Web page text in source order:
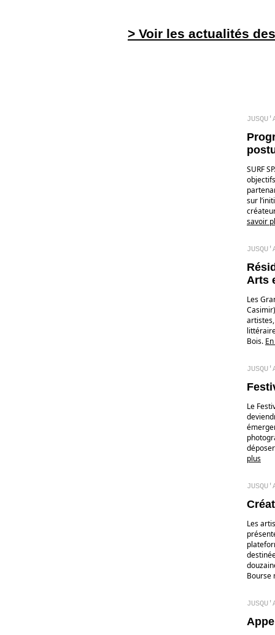
> Voir les actualités
SURF
sur
savoir
Arts
Les
Bois.
Le
plus
Les
Bourse